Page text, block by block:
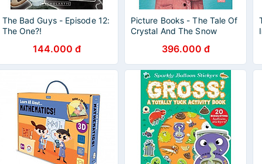
The Bad Guys - Episode 12:
The One?!
144.000 đ
Picture Books - The Tale Of
Crystal And The Snow
396.000 đ